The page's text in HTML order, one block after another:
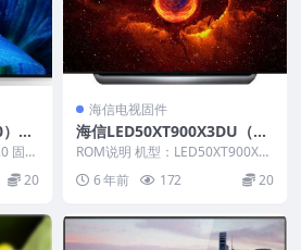
B
视
固件
L...
20
海信电视固件
海信LED50XT900X3DU（00
00）BOM1官方原厂USB刷
机电视固件包
ROM说明 机型：LED50XT900X3
M：...6 年前 172 20